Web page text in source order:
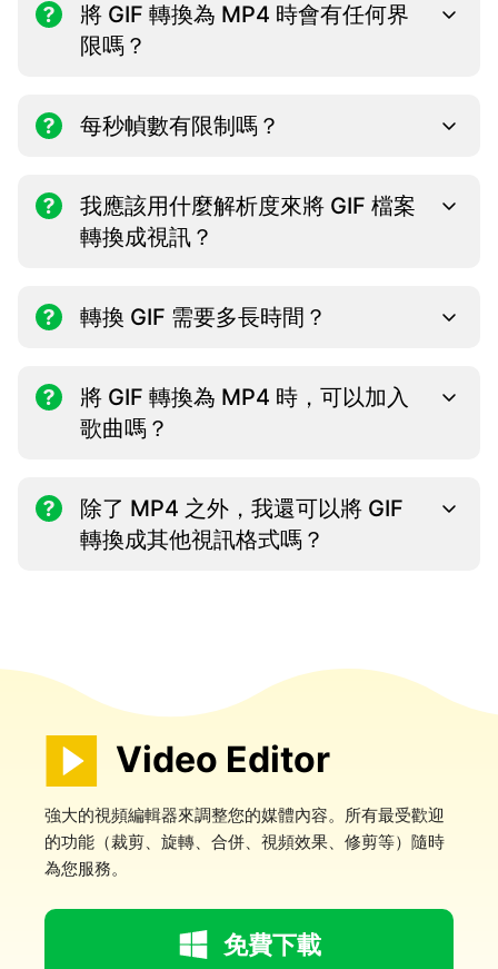
將 GIF 轉換為 MP4 時會有任何界
限嗎？
每秒幀數有限制嗎？
我應該用什麼解析度來將 GIF 檔案
轉換成視訊？
轉換 GIF 需要多長時間？
將 GIF 轉換為 MP4 時，可以加入
歌曲嗎？
除了 MP4 之外，我還可以將 GIF
轉換成其他視訊格式嗎？
Video Editor
強大的視頻編輯器來調整您的媒體內容。所有最受歡迎
的功能（裁剪、旋轉、合併、視頻效果、修剪等）隨時
為您服務。
免費下載